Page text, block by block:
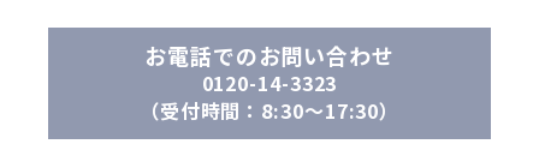
お電話でのお問い合わせ
0120-14-3323
（受付時間：8:30〜17:30）